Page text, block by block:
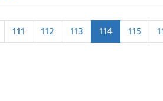
111 112 113 114 115